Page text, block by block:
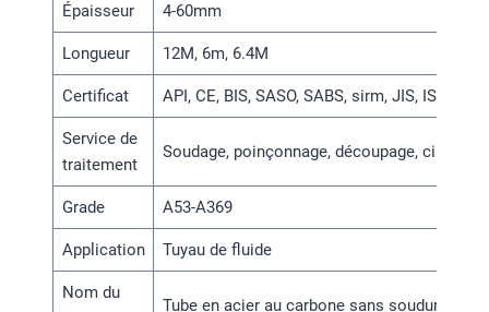
Épaisseur 4-60mm
Longueur 12M, 6m, 6.4M
Certificat API, CE, BIS, SASO, SABS, sirm, JIS, ISO9001
Service de
traitement
Soudage, poinçonnage, découpage,
Grade A53-A369
Application Tuyau de fluide
Nom du
Tube en acier au carbone sans soudure